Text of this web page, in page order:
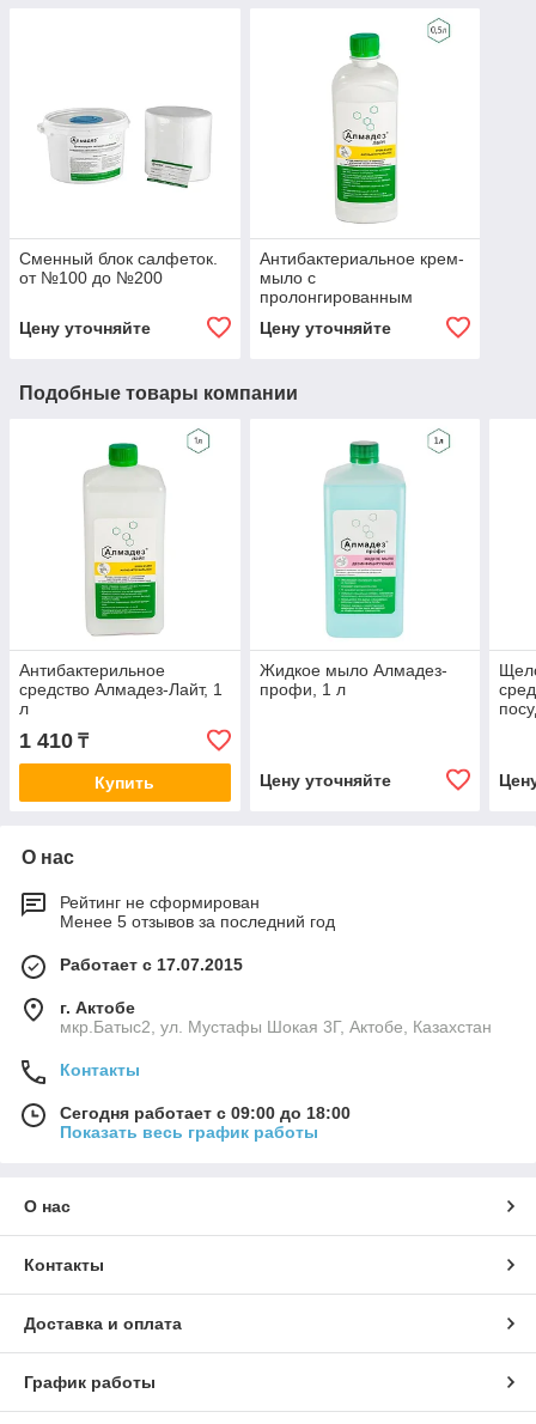
Сменный блок салфеток.
от №100 до №200
Цену уточняйте
Антибактериальное крем-
мыло с
пролонгированным
эффектом Алмадез Лайт
Цену уточняйте
Подобные товары компании
Антибактерильное
средство Алмадез-Лайт, 1
л
1 410 ₸
Купить
Жидкое мыло Алмадез-
профи, 1 л
Цену уточняйте
О нас
Рейтинг не сформирован
Менее 5 отзывов за последний год
Работает с 17.07.2015
г. Актобе
мкр.Батыс2, ул. Мустафы Шокая 3Г, Актобе, Казахстан
Контакты
Сегодня работает с 09:00 до 18:00
Показать весь график работы
О нас
Контакты
Доставка и оплата
График работы